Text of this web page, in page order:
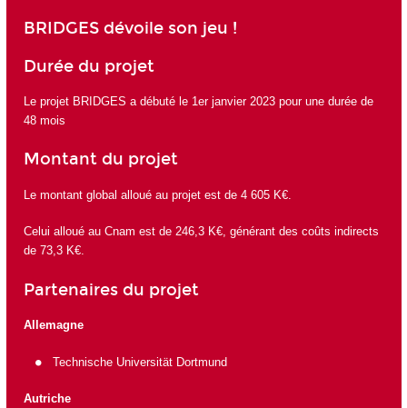
BRIDGES dévoile son jeu !
Durée du projet
Le projet BRIDGES a débuté le 1er janvier 2023 pour une durée de
48 mois
Montant du projet
Le montant global alloué au projet est de 4 605 K€.
Celui alloué au Cnam est de 246,3 K€, générant des coûts indirects
de 73,3 K€.
Partenaires du projet
Allemagne
Technische Universität Dortmund
Autriche